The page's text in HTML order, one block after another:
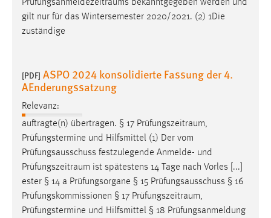
Prüfungsanmeldezeitraums bekanntgegeben werden und
gilt nur für das Wintersemester 2020/2021. (2) 1Die
zuständige
[PDF] ASPO 2024 konsolidierte Fassung der 4.
AEnderungssatzung
Relevanz:
auftragte(n) übertragen. § 17 Prüfungszeitraum,
Prüfungstermine und Hilfsmittel (1) Der vom
Prüfungsausschuss festzulegende Anmelde- und
Prüfungszeitraum ist spätestens 14 Tage nach Vorles [...]
ester § 14 a Prüfungsorgane § 15 Prüfungsausschuss § 16
Prüfungskommissionen § 17 Prüfungszeitraum,
Prüfungstermine und Hilfsmittel § 18 Prüfungsanmeldung